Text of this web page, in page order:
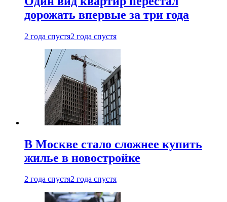
дорожать впервые за три года
2 года спустя2 года спустя
В Москве стало сложнее купить
жилье в новостройке
2 года спустя2 года спустя